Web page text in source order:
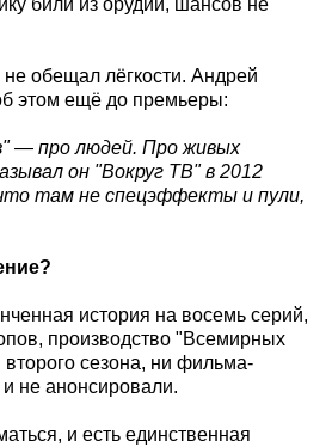
били из орудий, шансов не
обещал лёгкости. Андрей
этом ещё до премьеры:
— про людей. Про живых
он "Вокруг ТВ" в 2012
там не спецэффекты и пули,
история на восемь серий,
производство "Всемирных
сезона, ни фильма-
не анонсировали.
и есть единственная